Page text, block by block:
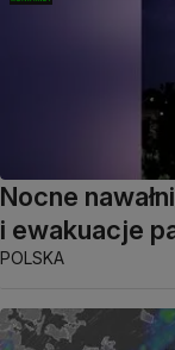
Nocne
i ewakuacje
POLSKA